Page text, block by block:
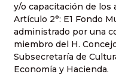
y/o capacitación de los
Artículo 2°: E1 Fondo
administrado por una
miembro del H.
Subsecretaría de
Economía y Hacienda.